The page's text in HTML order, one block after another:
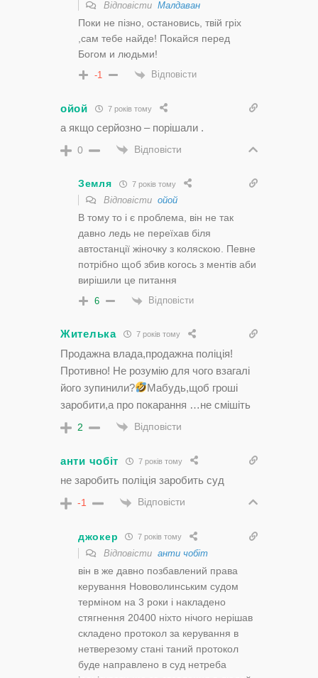
Відповісти Малдаван
Поки не пізно, остановись, твій гріх
,сам тебе найде! Покайся перед
Богом и людьми!
-1 Відповісти
ойой 7 років тому
а якщо серйозно – порішали .
0 Відповісти
Земля 7 років тому
Відповісти ойой
В тому то і є проблема, він не так
давно ледь не переїхав біля
автостанції жіночку з коляскою. Певне
потрібно щоб збив когось з ментів аби
вирішили це питання
6 Відповісти
Жителька 7 років тому
Продажна влада,продажна поліція!
Противно! Не розумію для чого взагалі
його зупинили?
Мабудь,щоб гроші
заробити,а про покарання …не смішіть
2 Відповісти
анти чобіт 7 років тому
не заробить поліція заробить суд
-1 Відповісти
джокер 7 років тому
Відповісти анти чобіт
він в же давно позбавлений права
керування Нововолинським судом
терміном на 3 роки і накладено
стягнення 20400 ніхто нічого нерішав
складено протокол за керування в
нетверезому стані таний протокол
буде направлено в суд нетреба